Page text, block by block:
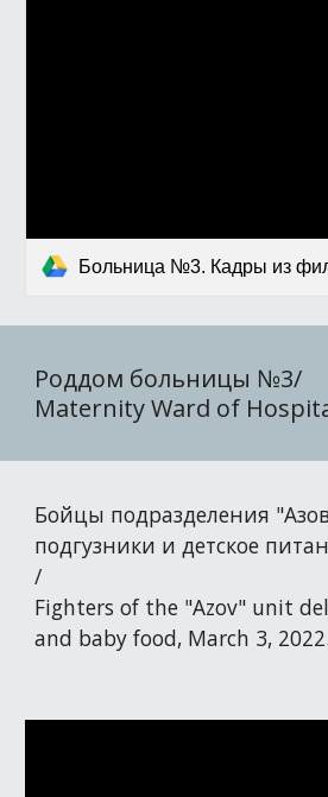
Больница №3. Кадры из фильма 20
Роддом больницы №3/
Maternity Ward of
Бойцы подразделения
подгузники и детское
/
Fighters of the "Azov" unit
and baby food, March 3, 2022.